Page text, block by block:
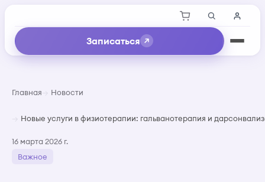
Записаться
Главная Новости
Новые услуги в физиотерапии: гальванотерапия и
16 марта 2026 г.
Важное